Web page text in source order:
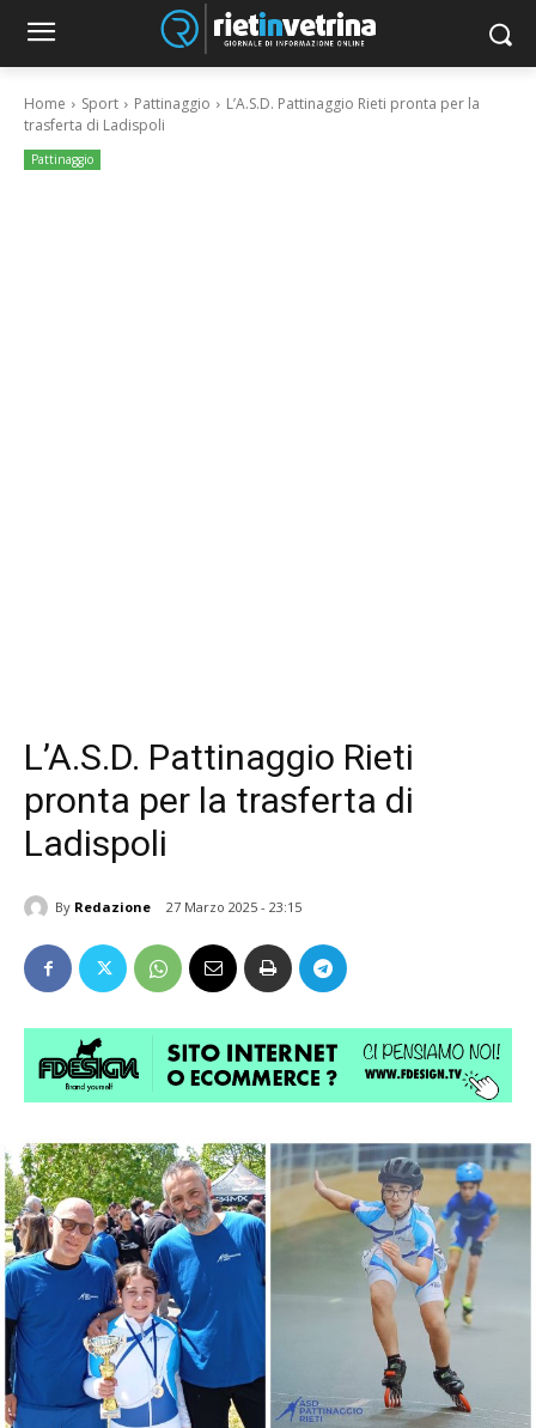
Home Sport Pattinaggio
L’A.S.D. Pattinaggio Rieti pronta per la
trasferta di Ladispoli
Pattinaggio
L’A.S.D. Pattinaggio Rieti
pronta per la trasferta di
Ladispoli
By Redazione 27 Marzo 2025 - 23:15